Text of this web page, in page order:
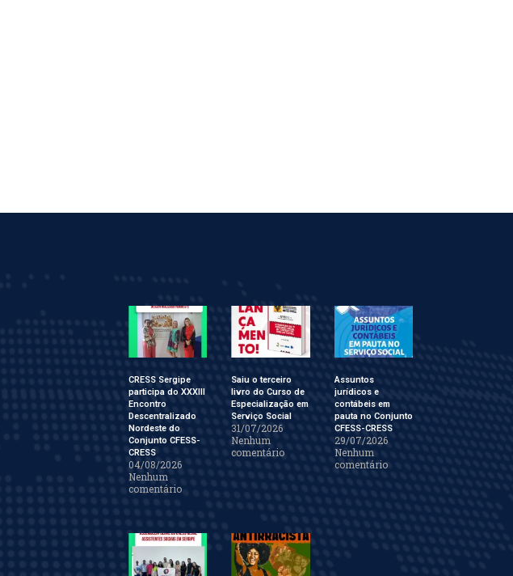
CRESS Sergipe
participa do XXXIII
Encontro
Descentralizado
Nordeste do
Conjunto CFESS-
CRESS
04/08/2026
Nenhum
comentário
Saiu o terceiro
livro do Curso de
Especialização em
Serviço Social
31/07/2026
Nenhum
comentário
Assuntos
jurídicos e
contábeis em
pauta no Conjunto
CFESS-CRESS
29/07/2026
Nenhum
comentário